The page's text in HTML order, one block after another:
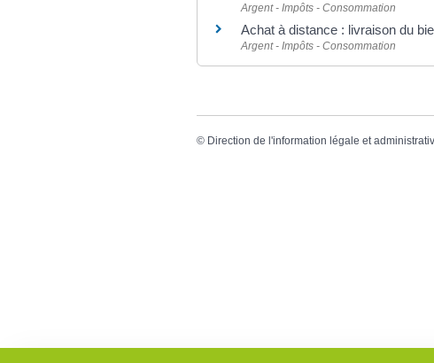
Argent - Impôts - Consommation
Achat à distance : livraison du
Argent - Impôts - Consommation
© Direction de l'information légale et